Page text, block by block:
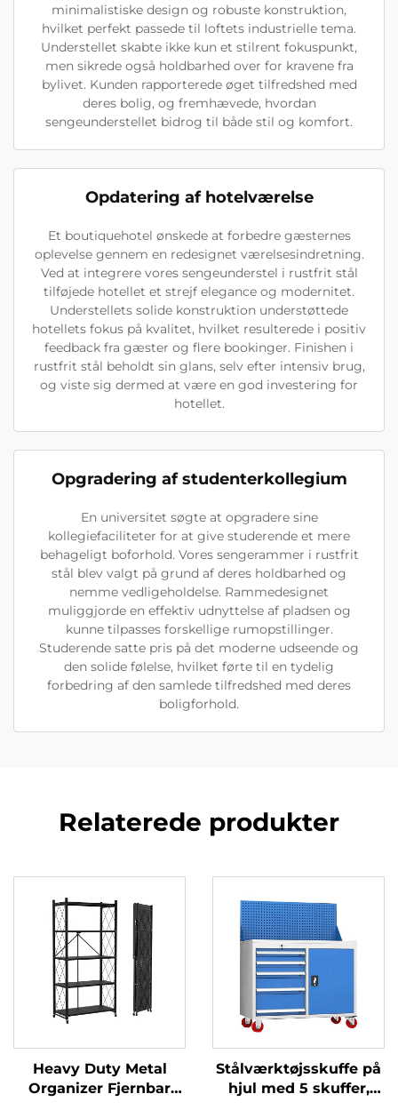
minimalistiske design og robuste konstruktion,
hvilket perfekt passede til loftets industrielle tema.
Understellet skabte ikke kun et stilrent fokuspunkt,
men sikrede også holdbarhed over for kravene fra
bylivet. Kunden rapporterede øget tilfredshed med
deres bolig, og fremhævede, hvordan
sengeunderstellet bidrog til både stil og komfort.
Opdatering af hotelværelse
Et boutiquehotel ønskede at forbedre gæsternes
oplevelse gennem en redesignet værelsesindretning.
Ved at integrere vores sengeunderstel i rustfrit stål
tilføjede hotellet et strejf elegance og modernitet.
Understellets solide konstruktion understøttede
hotellets fokus på kvalitet, hvilket resulterede i positiv
feedback fra gæster og flere bookinger. Finishen i
rustfrit stål beholdt sin glans, selv efter intensiv brug,
og viste sig dermed at være en god investering for
hotellet.
Opgradering af studenterkollegium
En universitet søgte at opgradere sine
kollegiefaciliteter for at give studerende et mere
behageligt boforhold. Vores sengerammer i rustfrit
stål blev valgt på grund af deres holdbarhed og
nemme vedligeholdelse. Rammedesignet
muliggjorde en effektiv udnyttelse af pladsen og
kunne tilpasses forskellige rumopstillinger.
Studerende satte pris på det moderne udseende og
den solide følelse, hvilket førte til en tydelig
forbedring af den samlede tilfredshed med deres
boligforhold.
Relaterede produkter
Heavy Duty Metal
Organizer Fjernbar
Stålværktøjsskuffe på
hjul med 5 skuffer,